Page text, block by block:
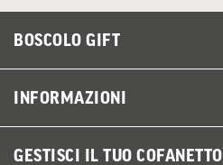
BOSCOLO GIFT
INFORMAZIONI
GESTISCI IL TUO COFANETTO